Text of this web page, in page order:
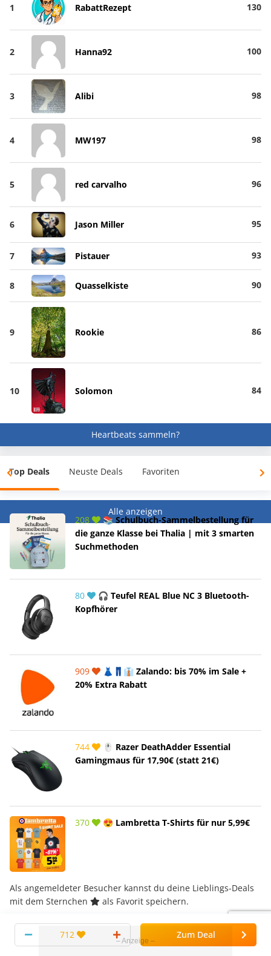
1 RabattRezept 130
2 Hanna92 100
3 Alibi 98
4 MW197 98
5 red carvalho 96
6 Jason Miller 95
7 Pistauer 93
8 Quasselkiste 90
9 Rookie 86
10 Solomon 84
Heartbeats sammeln?
Top Deals Neuste Deals Favoriten
Alle anzeigen
208
📚 Schulbuch-Sammelbestellung für
die ganze Klasse bei Thalia | mit 3 smarten
Suchmethoden
80
🎧 Teufel REAL Blue NC 3 Bluetooth-
Kopfhörer
909
👗👖👔 Zalando: bis 70% im Sale +
20% Extra Rabatt
744
🖱️ Razer DeathAdder Essential
Gamingmaus für 17,90€ (statt 21€)
370 😍 Lambretta T-Shirts für nur 5,99€
Als angemeldeter Besucher kannst du deine Lieblings-Deals
mit dem Sternchen
als Favorit speichern.
Um die Favoriten zu nutzen, logge dich bitte ein.
712 Zum Deal